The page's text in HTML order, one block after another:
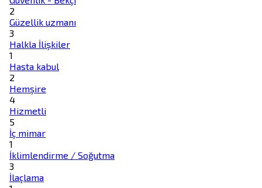
2
Güzellik uzmanı
3
Halkla İlişkiler
1
Hasta kabul
2
Hemşire
4
Hizmetli
5
İç mimar
1
İklimlendirme / Soğutma
3
İlaçlama